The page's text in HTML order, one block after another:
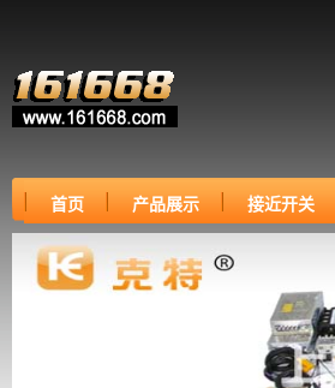
首页 产品展示 接近开关